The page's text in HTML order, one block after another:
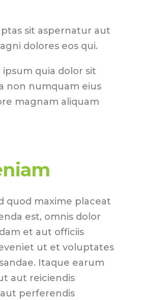
sit aspernatur aut
dolores eos qui.
quia dolor sit
non numquam eius
magnam aliquam
quod maxime placeat
est, omnis dolor
et aut officiis
ut et voluptates
Itaque earum
aut reiciendis
perferendis